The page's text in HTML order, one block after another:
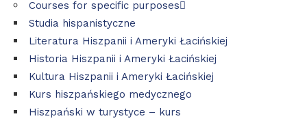
Courses for specific purposes
Studia hispanistyczne
Literatura Hiszpanii i Ameryki Łacińskiej
Historia Hiszpanii i Ameryki Łacińskiej
Kultura Hiszpanii i Ameryki Łacińskiej
Kurs hiszpańskiego medycznego
Hiszpański w turystyce – kurs